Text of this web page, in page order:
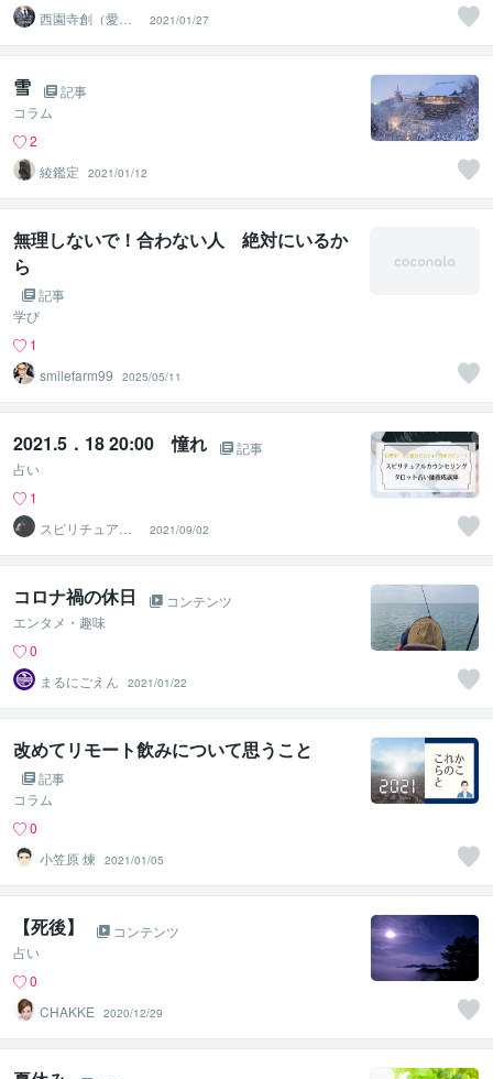
西園寺創（愛の
リモート執事）
2021/01/27
雪
記事
コラム
2
綾鑑定
2021/01/12
無理しないで！合わない人 絶対にいるか
ら
記事
学び
1
smilefarm99
2025/05/11
2021.5．18 20:00 憧れ
記事
占い
1
スピリチュアル
研究家 Reiko
2021/09/02
コロナ禍の休日
コンテンツ
エンタメ・趣味
0
まるにごえん
2021/01/22
改めてリモート飲みについて思うこと
記事
コラム
0
小笠原 煉
2021/01/05
【死後】
コンテンツ
占い
0
CHAKKE
2020/12/29